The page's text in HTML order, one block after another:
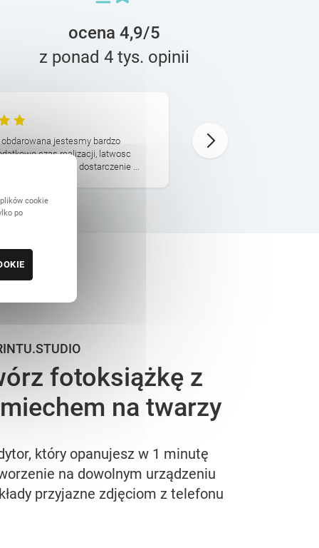
ocena 4,9/5
z ponad 4 tys. opinii
jestesmy bardzo
czas realizacji, latwosc
a potem dostarczenie ...
Jestem bardzo
przyjemnoscia. Bałam
fotoksiążkę z
na twarzy
który opanujesz w 1 minutę
na dowolnym urządzeniu
przyjazne zdjęciom z telefonu
cookie
po